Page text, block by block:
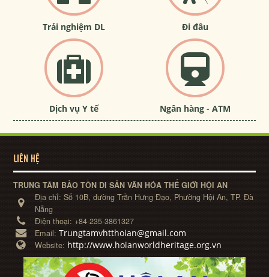
Trải nghiệm DL Đi đâu
Dịch vụ Y tế Ngân hàng - ATM
LIÊN HỆ
TRUNG TÂM BẢO TỒN DI SẢN VĂN HÓA THẾ GIỚI HỘI AN
Địa chỉ:Số 10B, đường Trần Hưng Đạo, Phường Hội An, TP. Đà
Nẵng
Điện thoại: +84-235-3861327
Email:Trungtamvhtthoian@gmail.com
Website: http://www.hoianworldheritage.org.vn